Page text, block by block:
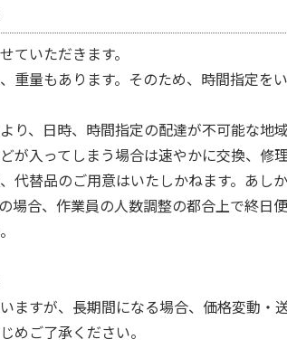
ていただきます。
重量もあります。そのため、時間指定を
り、日時、時間指定の配達が不可能な地
が入ってしまう場合は速やかに交換、修
代替品のご用意はいたしかねます。あし
場合、作業員の人数調整の都合上で終
ますが、長期間になる場合、価格変動
めご了承ください。